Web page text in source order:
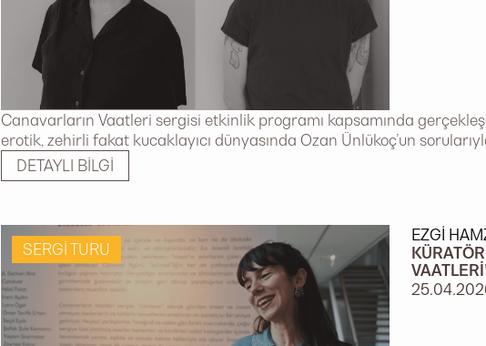
Canavarların Vaatleri sergisi etkinlik programı kapsamında
erotik, zehirli fakat kucaklayıcı dünyasında Ozan Ünlükoç’un
DETAYLI BILGI
SERGI TURU
EZGI